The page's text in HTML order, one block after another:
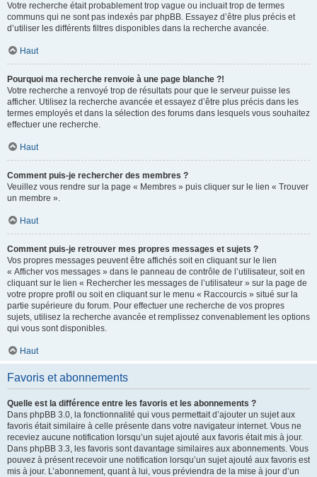
Votre recherche était probablement trop vague ou incluait trop de termes
communs qui ne sont pas indexés par phpBB. Essayez d’être plus précis et
d’utiliser les différents filtres disponibles dans la recherche avancée.
Haut
Pourquoi ma recherche renvoie à une page blanche ?!
Votre recherche a renvoyé trop de résultats pour que le serveur puisse les
afficher. Utilisez la recherche avancée et essayez d’être plus précis dans les
termes employés et dans la sélection des forums dans lesquels vous souhaitez
effectuer une recherche.
Haut
Comment puis-je rechercher des membres ?
Veuillez vous rendre sur la page « Membres » puis cliquer sur le lien « Trouver
un membre ».
Haut
Comment puis-je retrouver mes propres messages et sujets ?
Vos propres messages peuvent être affichés soit en cliquant sur le lien
« Afficher vos messages » dans le panneau de contrôle de l’utilisateur, soit en
cliquant sur le lien « Rechercher les messages de l’utilisateur » sur la page de
votre propre profil ou soit en cliquant sur le menu « Raccourcis » situé sur la
partie supérieure du forum. Pour effectuer une recherche de vos propres
sujets, utilisez la recherche avancée et remplissez convenablement les options
qui vous sont disponibles.
Haut
Favoris et abonnements
Quelle est la différence entre les favoris et les abonnements ?
Dans phpBB 3.0, la fonctionnalité qui vous permettait d’ajouter un sujet aux
favoris était similaire à celle présente dans votre navigateur internet. Vous ne
receviez aucune notification lorsqu’un sujet ajouté aux favoris était mis à jour.
Dans phpBB 3.3, les favoris sont davantage similaires aux abonnements. Vous
pouvez à présent recevoir une notification lorsqu’un sujet ajouté aux favoris est
mis à jour. L’abonnement, quant à lui, vous préviendra de la mise à jour d’un